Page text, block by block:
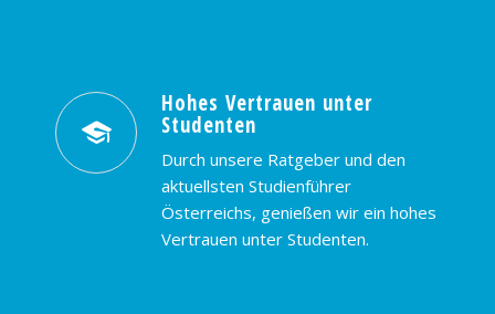
Hohes Vertrauen unter
Studenten
Durch unsere Ratgeber und den
aktuellsten Studienführer
Österreichs, genießen wir ein hohes
Vertrauen unter Studenten.